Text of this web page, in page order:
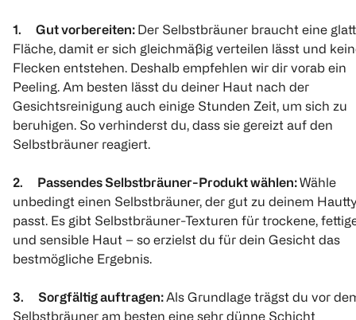
St. Moriz
Advanced
Transparenter
Selbstbräuner
Mousse Express
200 ml
€ 11,19
100 ml 5,60
1
Quantity: 1
1. Gut vorbereiten: Der Selbstbräuner braucht eine
Fläche, damit er sich gleichmäßig verteilen lässt und
Flecken entstehen. Deshalb empfehlen wir dir vorab ein
Peeling. Am besten lässt du deiner Haut nach der
Gesichtsreinigung auch einige Stunden Zeit, um sich zu
beruhigen. So verhinderst du, dass sie gereizt auf den
Selbstbräuner reagiert.
2. Passendes Selbstbräuner-Produkt wählen:Wähle
unbedingt einen Selbstbräuner, der gut zu deinem
passt. Es gibt Selbstbräuner-Texturen für trockene,
und sensible Haut – so erzielst du für dein Gesicht das
bestmögliche Ergebnis.
3. Sorgfältig auftragen: Als Grundlage trägst du vor
Selbstbräuner am besten eine sehr dünne Schicht